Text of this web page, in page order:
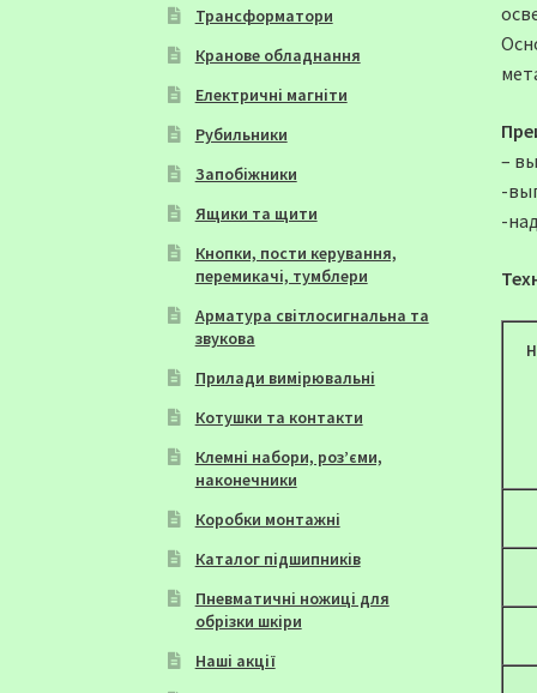
–
-
-
Трансформатори
Кранове обладнання
Електричні магніти
Рубильники
Запобіжники
Ящики та щити
Кнопки, пости керування,
перемикачі, тумблери
Арматура світлосигнальна та
звукова
Прилади вимірювальні
Котушки та контакти
Клемні набори, роз’єми,
наконечники
Коробки монтажні
Каталог підшипників
Пневматичні ножиці для
обрізки шкіри
Наші акції